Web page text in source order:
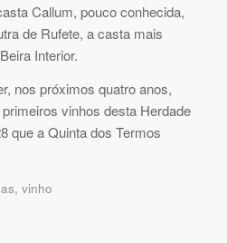
Callum, pouco conhecida,
de Rufete, a casta mais
Interior.
nos próximos quatro anos,
vinhos desta Herdade
que a Quinta dos Termos
, vinho